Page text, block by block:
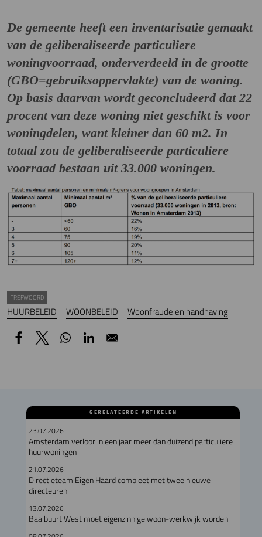
De gemeente heeft een inventarisatie gemaakt
van de geliberaliseerde particuliere
woningvoorraad, onderverdeeld in de grootte
(GBO=gebruiksoppervlakte) van de woning.
Op basis daarvan wordt geconcludeerd dat 22
procent van deze woning niet geschikt is voor
woningdelen, want kleiner dan 60 m2. In
totaal zou de geliberaliseerde particuliere
voorraad bestaan uit 33.000 woningen.
TREFWOORD
HUURBELEID WOONBELEID Woonfraude en handhaving
GERELATEERDE ARTIKELEN
23.07.2026
Amsterdam verloor in een jaar meer dan duizend particuliere
huurwoningen
21.07.2026
Directieteam Eigen Haard compleet met twee nieuwe
directeuren
13.07.2026
Baaibuurt West moet eigenzinnige woon-werkwijk worden